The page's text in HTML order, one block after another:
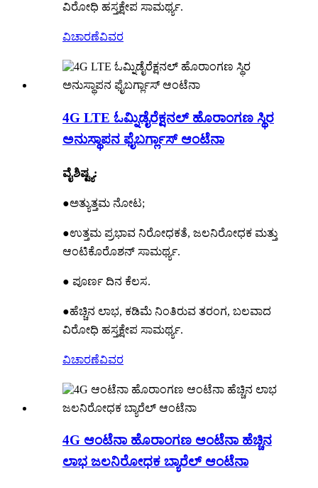
ವಿರೋಧಿ ಹಸ್ತಕ್ಷೇಪ ಸಾಮರ್ಥ್ಯ.
ವಿಚಾರಣೆವಿವರ
4G LTE ಓಮ್ನಿಡೈರೆಕ್ಷನಲ್ ಹೊರಾಂಗಣ ಸ್ಥಿರ
ಅನುಸ್ಥಾಪನ ಫೈಬರ್ಗ್ಲಾಸ್ ಆಂಟೆನಾ
ವೈಶಿಷ್ಟ್ಯ:
●ಅತ್ಯುತ್ತಮ ನೋಟ;
●ಉತ್ತಮ ಪ್ರಭಾವ ನಿರೋಧಕತೆ, ಜಲನಿರೋಧಕ ಮತ್ತು
ಆಂಟಿಕೊರೊಶನ್ ಸಾಮರ್ಥ್ಯ.
● ಪೂರ್ಣ ದಿನ ಕೆಲಸ.
●ಹೆಚ್ಚಿನ ಲಾಭ, ಕಡಿಮೆ ನಿಂತಿರುವ ತರಂಗ, ಬಲವಾದ
ವಿರೋಧಿ ಹಸ್ತಕ್ಷೇಪ ಸಾಮರ್ಥ್ಯ.
ವಿಚಾರಣೆವಿವರ
4G ಆಂಟೆನಾ ಹೊರಾಂಗಣ ಆಂಟೆನಾ ಹೆಚ್ಚಿನ
ಲಾಭ ಜಲನಿರೋಧಕ ಬ್ಯಾರೆಲ್ ಆಂಟೆನಾ